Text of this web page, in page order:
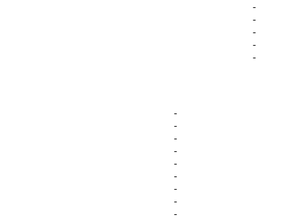
-
-
-
-
-
-
-
-
-
-
-
-
-
-